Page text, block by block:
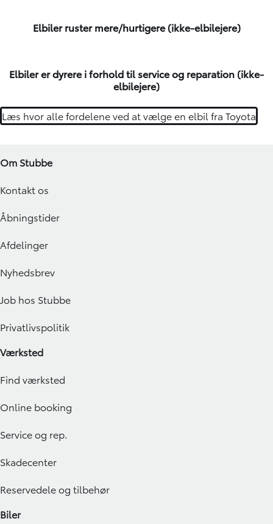
Elbiler ruster mere/hurtigere (ikke-elbilejere)
Elbiler er dyrere i forhold til service og reparation (ikke-
elbilejere)
Læs hvor alle fordelene ved at vælge en elbil fra Toyota
Om Stubbe
Kontakt os
Åbningstider
Afdelinger
Nyhedsbrev
Job hos Stubbe
Privatlivspolitik
Værksted
Find værksted
Online booking
Service og rep.
Skadecenter
Reservedele og tilbehør
Biler